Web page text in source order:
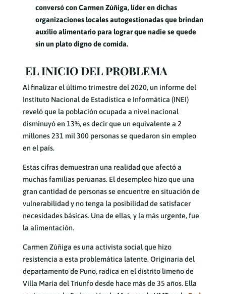
conversó con Carmen Zúñiga, líder en dichas
organizaciones locales autogestionadas que brindan
auxilio alimentario para lograr que nadie se quede
sin un plato digno de comida.
EL INICIO DEL PROBLEMA
Al finalizar el último trimestre del 2020, un informe del
Instituto Nacional de Estadística e Informática (INEI)
reveló que la población ocupada a nivel nacional
disminuyó en 13%, es decir que un equivalente a 2
millones 231 mil 300 personas se quedaron sin empleo
en el país.
Estas cifras demuestran una realidad que afectó a
muchas familias peruanas. El desempleo hizo que una
gran cantidad de personas se encuentre en situación de
vulnerabilidad y no tenga la posibilidad de satisfacer
necesidades básicas. Una de ellas, y la más urgente, fue
la alimentación.
Carmen Zúñiga es una activista social que hizo
resistencia a esta problemática latente. Originaria del
departamento de Puno, radica en el distrito limeño de
Villa María del Triunfo desde hace más de 35 años. Ella